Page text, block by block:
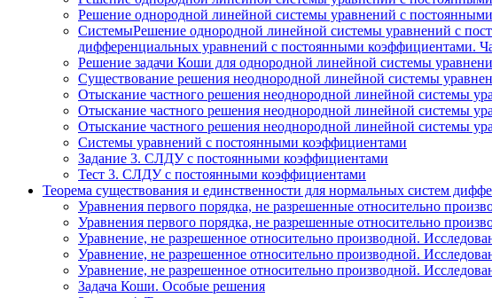
Решение однородной линейной системы уравнений с
СистемыРешение однородной линейной системы уравнений с
дифференциальных уравнений с постоянными коэффициентами.
Решение задачи Коши для однородной линейной системы
Существование решения неоднородной линейной системы
Отыскание частного решения неоднородной линейной системы
Отыскание частного решения неоднородной линейной системы
Отыскание частного решения неоднородной линейной системы
Системы уравнений с постоянными коэффициентами
Задание 3. СЛДУ с постоянными коэффициентами
Тест 3. СЛДУ с постоянными коэффициентами
Теорема существования и единственности для нормальных систем
Уравнения первого порядка, не разрешенные относительно
Уравнения первого порядка, не разрешенные относительно
Уравнение, не разрешенное относительно производной.
Уравнение, не разрешенное относительно производной.
Уравнение, не разрешенное относительно производной.
Задача Коши. Особые решения